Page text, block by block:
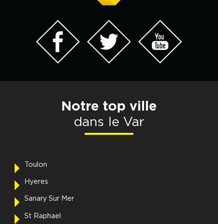
Notre top ville
dans le Var
Toulon
Hyeres
Sanary Sur Mer
St Raphael